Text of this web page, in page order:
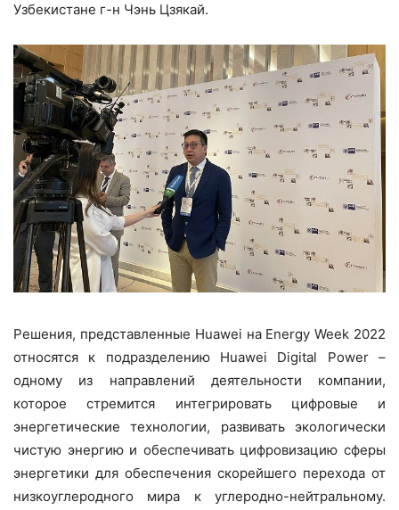
Узбекистане г-н Чэнь Цзякай.
Решения, представленные Huawei на Energy Week 2022
относятся к подразделению Huawei Digital Power –
одному из направлений деятельности компании,
которое стремится интегрировать цифровые и
энергетические технологии, развивать экологически
чистую энергию и обеспечивать цифровизацию сферы
энергетики для обеспечения скорейшего перехода от
низкоуглеродного мира к углеродно-нейтральному.